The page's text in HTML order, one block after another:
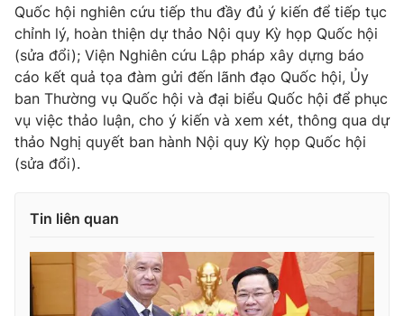
Quốc hội nghiên cứu tiếp thu đầy đủ ý kiến để tiếp tục
chỉnh lý, hoàn thiện dự thảo Nội quy Kỳ họp Quốc hội
(sửa đổi); Viện Nghiên cứu Lập pháp xây dựng báo
cáo kết quả tọa đàm gửi đến lãnh đạo Quốc hội, Ủy
ban Thường vụ Quốc hội và đại biểu Quốc hội để phục
vụ việc thảo luận, cho ý kiến và xem xét, thông qua dự
thảo Nghị quyết ban hành Nội quy Kỳ họp Quốc hội
(sửa đổi).
Tin liên quan